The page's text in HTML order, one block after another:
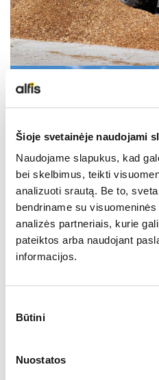
Šioje svetainėje naudojami
Naudojame slapukus, kad
bei skelbimus, teikti
analizuoti srautą. Be to,
bendriname su
analizės partneriais, kurie
pateiktos arba naudojant
informacijos.
pasirinkimas
Būtini
Nuostatos
Techniniai duomenys
Darbinis svoris